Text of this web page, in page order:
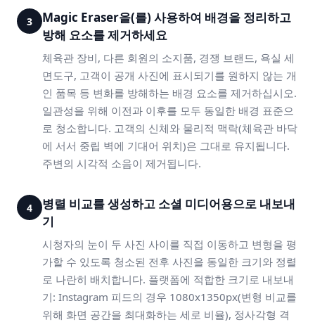
3
Magic Eraser을(를) 사용하여 배경을 정리하고
방해 요소를 제거하세요
체육관 장비, 다른 회원의 소지품, 경쟁 브랜드, 욕실 세
면도구, 고객이 공개 사진에 표시되기를 원하지 않는 개
인 품목 등 변화를 방해하는 배경 요소를 제거하십시오.
일관성을 위해 이전과 이후를 모두 동일한 배경 표준으
로 청소합니다. 고객의 신체와 물리적 맥락(체육관 바닥
에 서서 중립 벽에 기대어 위치)은 그대로 유지됩니다.
주변의 시각적 소음이 제거됩니다.
4
병렬 비교를 생성하고 소셜 미디어용으로 내보내
기
시청자의 눈이 두 사진 사이를 직접 이동하고 변형을 평
가할 수 있도록 청소된 전후 사진을 동일한 크기와 정렬
로 나란히 배치합니다. 플랫폼에 적합한 크기로 내보내
기: Instagram 피드의 경우 1080x1350px(변형 비교를
위해 화면 공간을 최대화하는 세로 비율), 정사각형 격